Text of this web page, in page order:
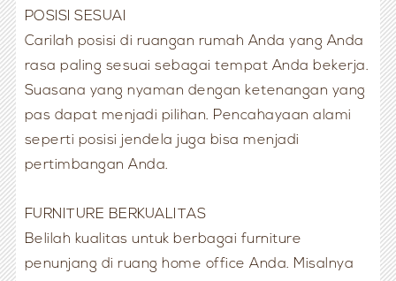
POSISI SESUAI
Carilah posisi di ruangan rumah Anda yang Anda
rasa paling sesuai sebagai tempat Anda bekerja.
Suasana yang nyaman dengan ketenangan yang
pas dapat menjadi pilihan. Pencahayaan alami
seperti posisi jendela juga bisa menjadi
pertimbangan Anda.
FURNITURE BERKUALITAS
Belilah kualitas untuk berbagai furniture
penunjang di ruang home office Anda. Misalnya